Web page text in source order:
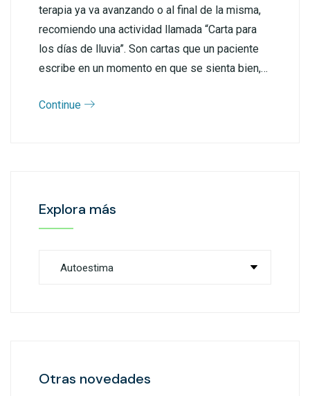
terapia ya va avanzando o al final de la misma,
recomiendo una actividad llamada “Carta para
los días de lluvia”. Son cartas que un paciente
escribe en un momento en que se sienta bien,…
Continue
Explora más
Otras novedades